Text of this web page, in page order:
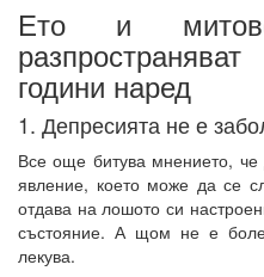
Ето и
години наред
1. Депресията не е
Все още битува мнението,
явление, което може да се
отдава на лошото си
състояние. А щом не е
лекува.